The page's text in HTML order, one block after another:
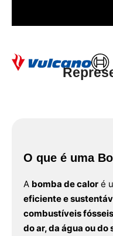
O que é uma
A bomba de calor é
eficiente e
combustíveis fósseis
do ar, da água ou do